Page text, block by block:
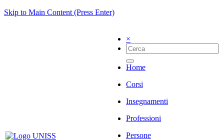
Skip to Main Content (Press Enter)
×
Home
Corsi
Insegnamenti
Professioni
Persone